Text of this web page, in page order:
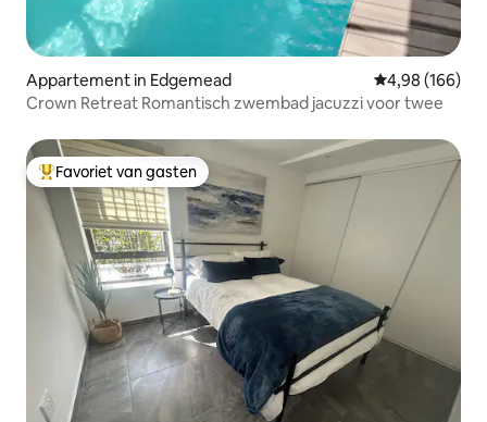
Appartement in Edgemead Gemiddelde
4,98 (166)
Crown Retreat Romantisch zwembad jacuzzi voor twee
Topfavoriet van gasten
Favoriet van gasten